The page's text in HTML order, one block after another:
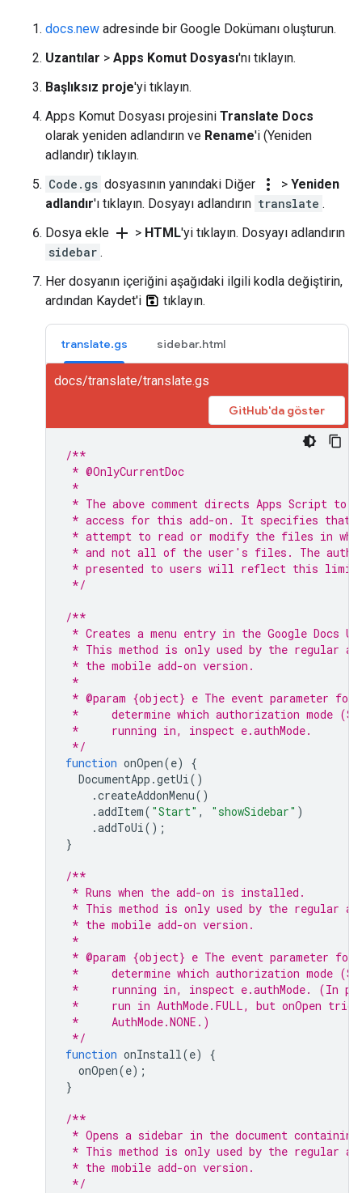
docs.new adresinde bir Google Dokümanı oluşturun.
Uzantılar > Apps Komut Dosyası'nı tıklayın.
Başlıksız proje'yi tıklayın.
Apps Komut Dosyası projesini Translate Docs
olarak yeniden adlandırın ve Rename'i (Yeniden
adlandır) tıklayın.
Code.gs dosyasının yanındaki Diğer more_vert > Yeniden
adlandır'ı tıklayın. Dosyayı adlandırın translate .
Dosya ekle add > HTML'yi tıklayın. Dosyayı adlandırın
sidebar .
Her dosyanın içeriğini aşağıdaki ilgili kodla değiştirin,
ardından Kaydet'i
tıklayın.
translate.gs sidebar.html
docs/translate/translate.gs
GitHub'da göster
/**
* @OnlyCurrentDoc
*
* The above comment directs Apps Script
* access for this add-on. It specifies that
* attempt to read or modify the files in
* and not all of the user's files. The
* presented to users will reflect this
*/
/**
* Creates a menu entry in the Google Docs UI
* This method is only used by the regular
* the mobile add-on version.
*
* @param {object} e The event parameter
*     determine which authorization mode
*     running in, inspect e.authMode.
*/
function onOpen(e)
{
DocumentApp .getUi()
.createAddonMenu()
.addItem( "Start" , "showSidebar" )
.addToUi();
}
/**
* Runs when the add-on is installed.
* This method is only used by the regular
* the mobile add-on version.
*
* @param {object} e The event parameter
*     determine which authorization mode
*     running in, inspect e.authMode. (In
*     run in AuthMode.FULL, but onOpen
*     AuthMode.NONE.)
*/
function onInstall(e)
{
onOpen(e);
}
/**
* Opens a sidebar in the document
* This method is only used by the regular
* the mobile add-on version.
*/